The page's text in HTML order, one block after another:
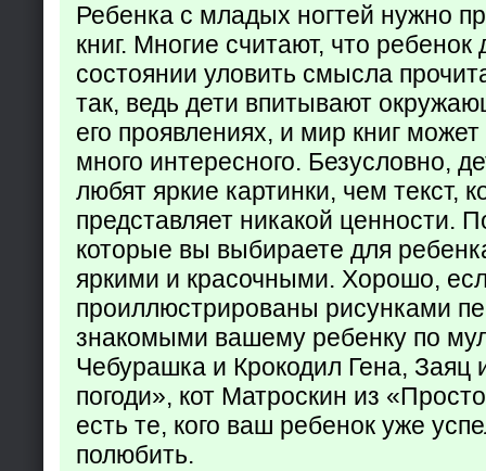
Ребенка с младых ногтей нужно
книг. Многие считают, что ребенок
состоянии уловить смысла
так, ведь дети впитывают
его проявлениях, и мир книг
много интересного. Безусловно,
любят яркие картинки, чем текст,
представляет никакой ценности.
которые вы выбираете для
яркими и красочными. Хорошо,
проиллюстрированы рисунками
знакомыми вашему ребенку по
Чебурашка и Крокодил Гена, Заяц
погоди», кот Матроскин из
есть те, кого ваш ребенок уже
полюбить.